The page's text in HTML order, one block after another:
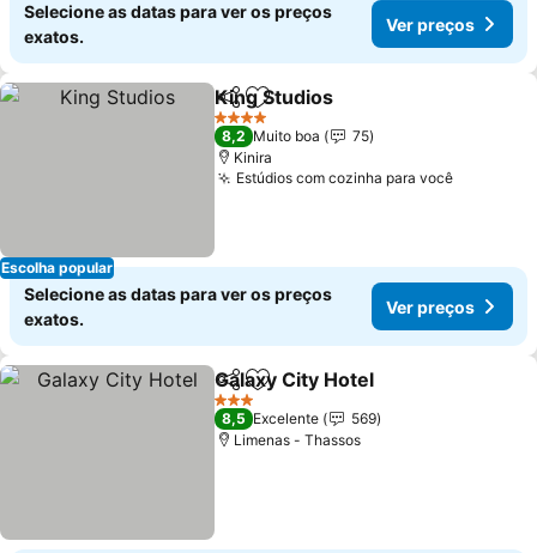
Selecione as datas para ver os preços
exatos.
Ver preços
Escolha popular
PartilharAdicionar aos favoritos
King Studios
4 Estrelas
8,2 Muito boa
75
Kinira
Estúdios com cozinha para você
Selecione as datas para ver os preços
exatos.
Ver preços
PartilharAdicionar aos favoritos
Galaxy City Hotel
3 Estrelas
8,5 Excelente
569
Limenas - Thassos